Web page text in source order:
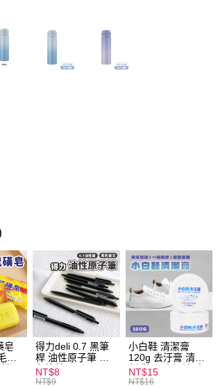
皂
囊
潔
寵
得力deli 0.7 黑筆
桿 油性原子筆 黑
色筆芯 S304
NT$8
NT$9
小白鞋 清潔膏
120g 去汙膏 清潔
劑 鞋子 去汙漬 白
皮鞋 鞋油
NT$15
NT$16